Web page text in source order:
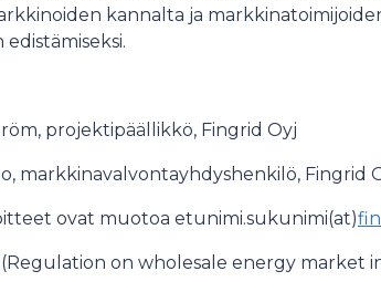
kannalta ja
projektipäällikkö, Fingrid Oyj
markkinavalvontayhdyshenkilö, Fingrid
ovat muotoa etunimi.sukunimi(at)
(Regulation on wholesale energy market